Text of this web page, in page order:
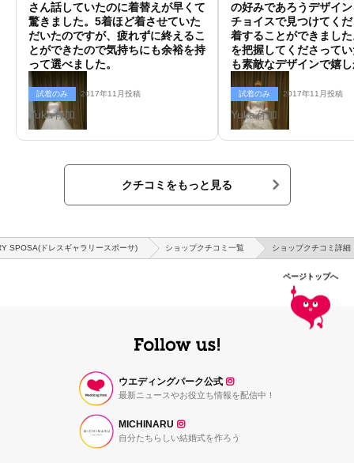
さん話していたのに着替えが早くて
驚きました。5着ほど着させていた
だいたのですが、疲れずに終えるこ
とができたので気持ちにも余裕を持
って選べました。
試着のみ 2017年11月投稿
Yuka有加
の好みであろうデザイ
チョイスで見つけてく
着することができまし
を把握してくださって
も素敵なデザインで嬉
試着のみ 2017年11月投稿
Yuka有加
クチコミをもっと見る
SPOSA(ドレスギャラリースポーサ) ショップクチコミ一覧 ショップクチコミ詳細
ページトップへ
ウエディングパーク公式
最新ニュースやお役立ち情報を配信中！
MICHINARU
自分たちらしい結婚式を作ろう